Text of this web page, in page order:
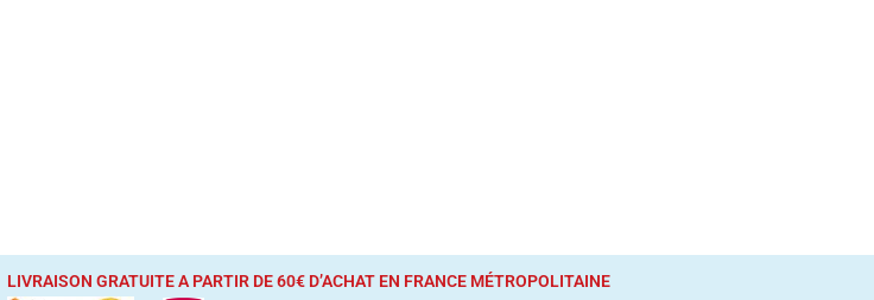
LIVRAISON GRATUITE A PARTIR DE 60€ D’ACHAT EN FRANCE MÉTROPOLITAINE